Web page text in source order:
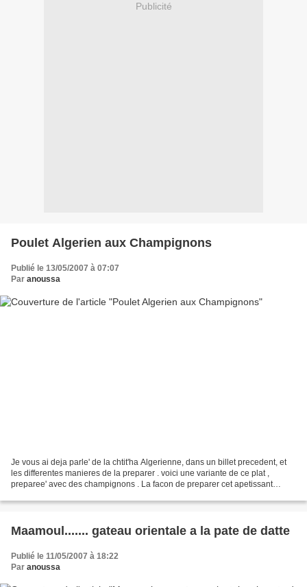
Publicité
Poulet Algerien aux Champignons
Publié le 13/05/2007 à 07:07
Par anoussa
Je vous ai deja parle' de la chtit'ha Algerienne, dans un billet precedent, et
les differentes manieres de la preparer . voici une variante de ce plat ,
preparee' avec des champignons . La facon de preparer cet apetissant
Maamoul....... gateau orientale a la pate de datte
Publié le 11/05/2007 à 18:22
Par anoussa